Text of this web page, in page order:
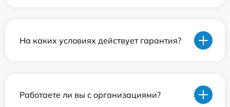
На каких условиях действует гарантия?
Работаете ли вы с организациями?